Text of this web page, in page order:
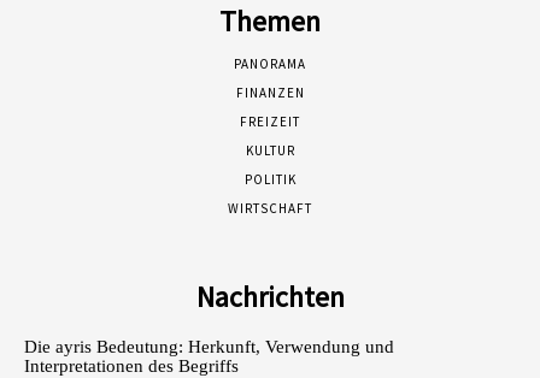
Themen
PANORAMA
FINANZEN
FREIZEIT
KULTUR
POLITIK
WIRTSCHAFT
Nachrichten
Die ayris Bedeutung: Herkunft, Verwendung und
Interpretationen des Begriffs